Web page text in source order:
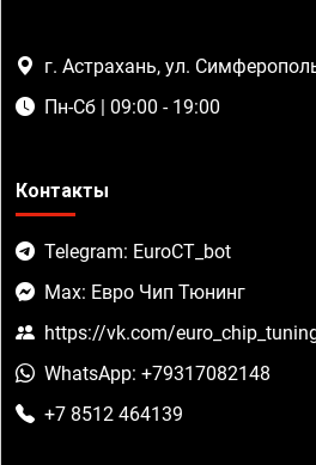
г. Астрахань, ул.
Пн-Сб | 09:00 - 19:00
Контакты
Telegram: EuroCT_bot
Max: Евро Чип Тюнинг
https://vk.com/
WhatsApp: +79317082148
+7 8512 464139